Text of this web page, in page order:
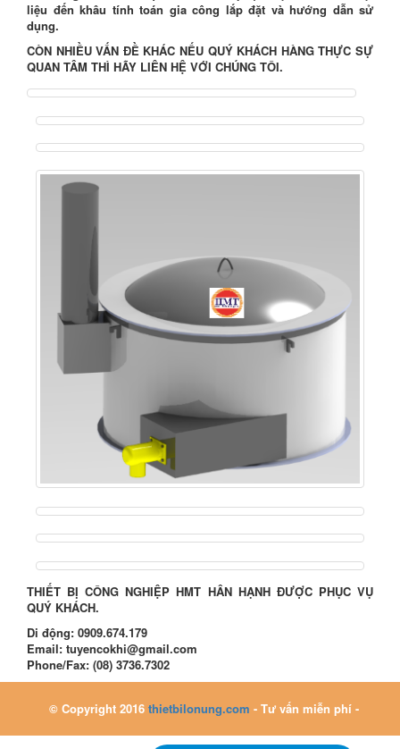
liệu đến khâu tính toán gia công lắp đặt và hướng dẫn sử
dụng.
CÒN NHIỀU VẤN ĐỀ KHÁC NẾU QUÝ KHÁCH HÀNG THỰC SỰ
QUAN TÂM THÌ HÃY LIÊN HỆ VỚI CHÚNG TÔI.
THIẾT BỊ CÔNG NGHIỆP HMT HÂN HẠNH ĐƯỢC PHỤC VỤ
QUÝ KHÁCH.
Di động: 0909.674.179
Email: tuyencokhi@gmail.com
Phone/Fax: (08) 3736.7302
© Copyright 2016 thietbilonung.com - Tư vấn miễn phí -